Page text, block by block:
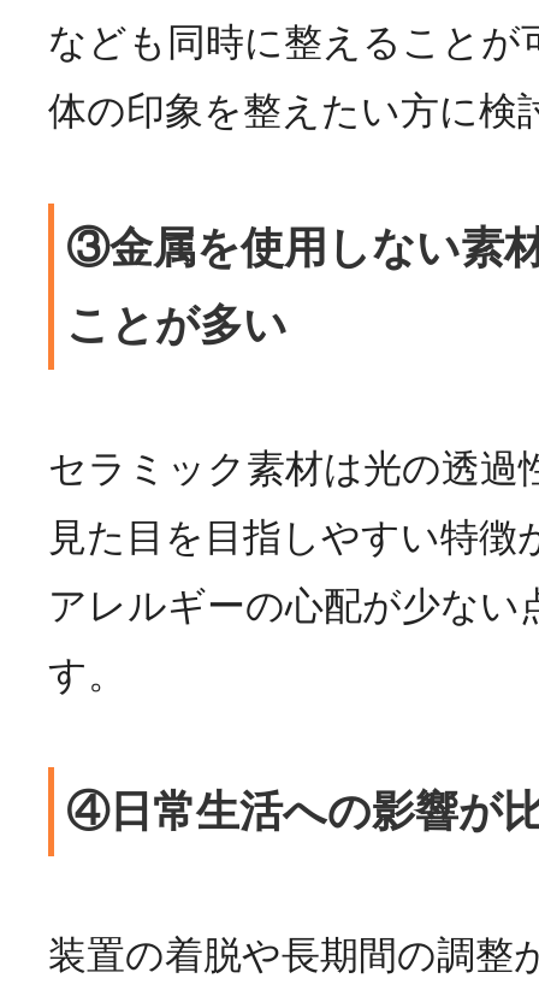
なども同時に整えることが
体の印象を整えたい方に検
③金属を使用しない素
ことが多い
セラミック素材は光の透過
見た目を目指しやすい特徴
アレルギーの心配が少ない
す。
④日常生活への影響が
装置の着脱や長期間の調整